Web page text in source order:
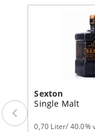
Sexton
Single Malt
0,70 Liter/ 40.0%